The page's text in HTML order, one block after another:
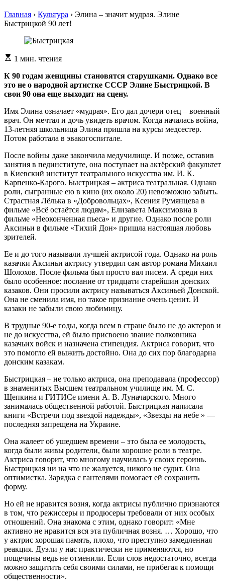
Главная › Культура › Элина – значит мудрая. Элине
Быстрицкой 90 лет!
Расчетное
чтения
1 мин. чтения
К 90 годам женщины становятся старушками. Однако все
это не о народной артистке СССР Элине Быстрицкой. В
свои 90 она еще выходит на сцену.
Имя Элина означает «мудрая». Его дал дочери отец – военный
врач. Он мечтал и дочь увидеть врачом. Когда началась война,
13-летняя школьница Элина пришла на курсы медсестер.
Потом работала в эвакогоспитале.
После войны даже закончила медучилище. И позже, оставив
занятия в пединституте, она поступает на актёрский факультет
в Киевский институт театрального искусства им. И. К.
Карпенко-Карого. Быстрицкая – актриса театральная. Однако
роли, сыгранные ею в кино (их около 20) невозможно забыть.
Страстная Лёлька в «Добровольцах», Ксения Румянцева в
фильме «Всё остаётся людям», Елизавета Максимовна в
фильме «Неоконченная пьеса» и другие. Однако после роли
Аксиньи в фильме «Тихий Дон» пришла настоящая любовь
зрителей.
Ее и до того называли лучшей актрисой года. Однако на роль
казачки Аксиньи актрису утвердил сам автор романа Михаил
Шолохов. После фильма был просто вал писем. А среди них
было особенное: послание от тридцати старейшин донских
казаков. Они просили актрису называться Аксиньей Донской.
Она не сменила имя, но такое признание очень ценит. И
казаки не забыли свою любимицу.
В трудные 90-е годы, когда всем в стране было не до актеров и
не до искусства, ей было присвоено звание полковника
казачьих войск и назначена стипендия. Актриса говорит, что
это помогло ей выжить достойно. Она до сих пор благодарна
донским казакам.
Быстрицкая – не только актриса, она преподавала (профессор)
в знаменитых Высшем театральном училище им. М. С.
Щепкина и ГИТИСе имени А. В. Луначарского. Много
занималась общественной работой. Быстрицкая написала
книги «Встречи под звездой надежды», «Звезды на небе » —
последняя запрещена на Украине.
Она жалеет об ушедшем времени – это была ее молодость,
когда были живы родители, были хорошие роли в театре.
Актриса говорит, что многому научилась у своих героинь.
Быстрицкая ни на что не жалуется, никого не судит. Она
оптимистка. Зарядка с гантелями помогает ей сохранить
форму.
Но ей не нравится возня, когда актрисы публично признаются
в том, что режиссеры и продюсеры требовали от них особых
отношений. Она знакома с этим, однако говорит: «Мне
активно не нравится вся эта публичная возня. … Хорошо, что
у актрис хорошая память, плохо, что преступно замедленная
реакция. Дуэли у нас практически не применяются, но
пощечины ведь не отменили. Если слов недостаточно, всегда
можно защитить себя своими силами, не прибегая к помощи
общественности».